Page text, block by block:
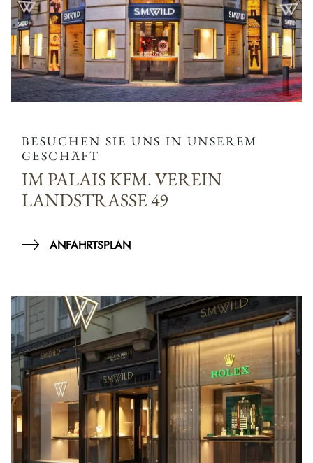
BESUCHEN SIE UNS IN UNSEREM
GESCHÄFT
IM PALAIS KFM. VEREIN
LANDSTRASSE 49
ANFAHRTSPLAN